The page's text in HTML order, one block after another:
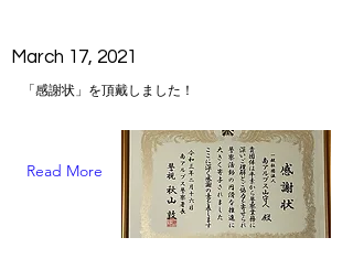
March 17, 2021
「感謝状」を頂戴しました！
Read More